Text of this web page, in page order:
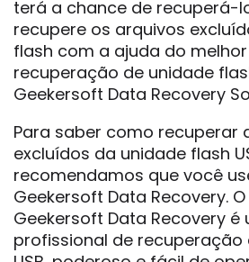
terá a chance de recuperá-
recupere os arquivos
flash com a ajuda do
recuperação de unidade
Geekersoft Data Recovery
Para saber como recuperar
excluídos da unidade flash
recomendamos que você
Geekersoft Data Recovery.
Geekersoft Data Recovery
profissional de recuperação